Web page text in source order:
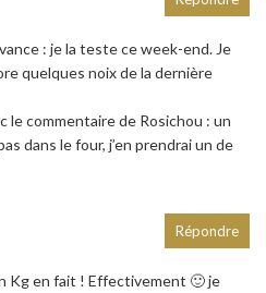
: je la teste ce week-end. Je
quelques noix de la dernière
le commentaire de Rosichou : un
dans le four, j’en prendrai un de
Kg en fait ! Effectivement 🙂 je
Répondre